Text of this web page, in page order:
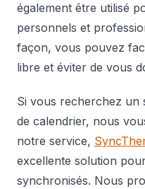
également être utilisé
personnels et
façon, vous pouvez
libre et éviter de vous
Si vous recherchez un
de calendrier, nous
notre service,
excellente solution
synchronisés. Nous